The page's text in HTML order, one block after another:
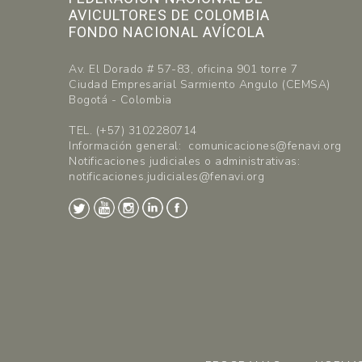
AVICULTORES DE COLOMBIA
FONDO NACIONAL AVÍCOLA
Av. El Dorado # 57-83, oficina 901 torre 7
Ciudad Empresarial Sarmiento Angulo (CEMSA)
Bogotá - Colombia
TEL. (+57) 3102280714
Información general: comunicaciones@fenavi.org
Notificaciones judiciales o administrativas:
notificaciones.judiciales@fenavi.org